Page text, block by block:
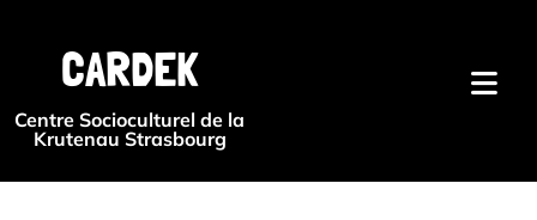
CARDEK
Centre Socioculturel de la
Krutenau Strasbourg